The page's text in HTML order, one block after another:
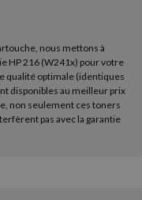
nous mettons à
HP 216 (W241x) pour votre
qualité optimale (identiques
disponibles au meilleur prix
non seulement ces toners
pas avec la garantie